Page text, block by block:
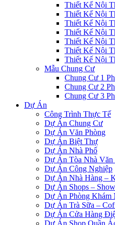
Thiết Kế Nội
Thiết Kế Nội
Thiết Kế Nội
Thiết Kế Nội
Thiết Kế Nội
Thiết Kế Nội
Thiết Kế Nội
Mẫu Chung Cư
Chung Cư 1
Chung Cư 2
Chung Cư 3
Dự Án
Công Trình Thực Tế
Dự Án Chung Cư
Dự Án Văn Phòng
Dự Án Biệt Thự
Dự Án Nhà Phố
Dự Án Tòa Nhà Văn
Dự Án Công Nghiệp
Dự Án Nhà Hàng –
Dự Án Shops –
Dự Án Phòng Khám
Dự Án Trà Sữa –
Dự Án Cửa Hàng
Dự Án Shop Quần